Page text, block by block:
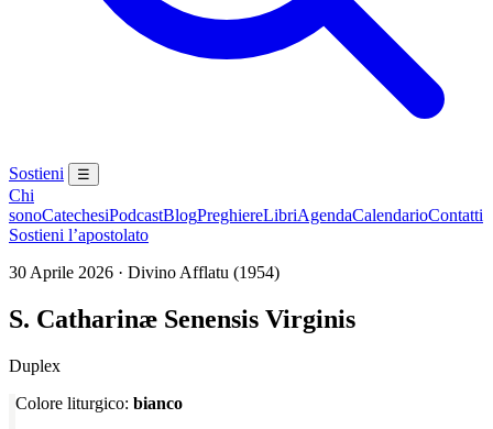
Sostieni ☰
Chi
sonoCatechesiPodcastBlogPreghiereLibriAgendaCalendarioContatti
Sostieni l’apostolato
30 Aprile 2026 · Divino Afflatu (1954)
S. Catharinæ Senensis Virginis
Duplex
Colore liturgico: bianco